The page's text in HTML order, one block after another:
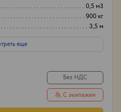
0,5 м3
900 кг
3,5 м
еще
Без НДС
С экипажем